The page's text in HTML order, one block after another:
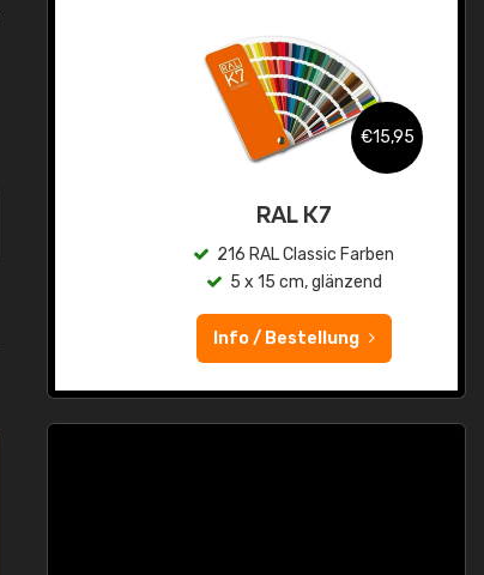
€15,95
RAL K7
216 RAL Classic Farben
5 x 15 cm, glänzend
Info / Bestellung